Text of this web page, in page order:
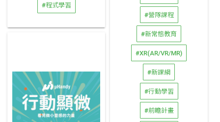
#營隊課程
#新常態教育
#XR(AR/VR/MR)
#新課綱
#行動學習
#前瞻計畫
#程式學習